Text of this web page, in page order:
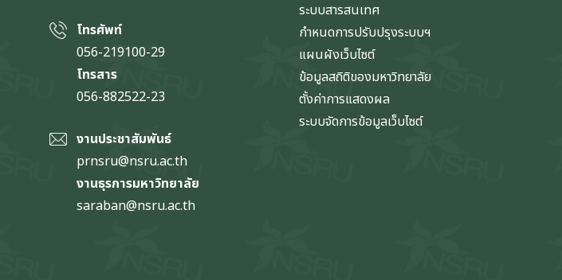
โทรศัพท์
056-219100-29
โทรสาร
056-882522-23
งานประชาสัมพันธ์
prnsru@nsru.ac.th
งานธุรการมหาวิทยาลัย
saraban@nsru.ac.th
ระบบสารสนเทศ
กำหนดการปรับปรุงระบบฯ
แผนผังเว็บไซต์
ข้อมูลสถิติของมหาวิทยาลัย
ตั้งค่าการแสดงผล
ระบบจัดการข้อมูลเว็บไซต์